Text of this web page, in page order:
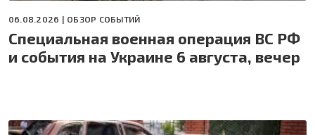
06.08.2026 | ОБЗОР СОБЫТИЙ
Специальная военная операция ВС РФ
и события на Украине 6 августа, вечер